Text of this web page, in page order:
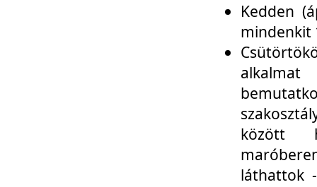
Kedden
mindenkit
között
láthattok